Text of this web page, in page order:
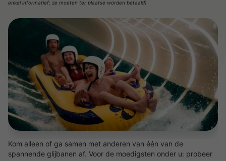
enkel informatief; ze moeten ter plaatse worden betaald)
Kom alleen of ga samen met anderen van één van de
spannende glijbanen af. Voor de moedigsten onder u: probeer